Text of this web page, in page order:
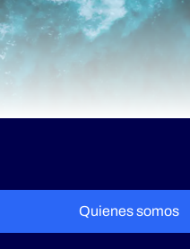
Quienes somos